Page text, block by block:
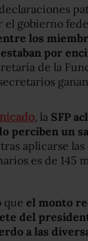
el gobierno
los
por
de la
, la SFP
perciben un
aplicarse
es de 145
que el monto
del
a las